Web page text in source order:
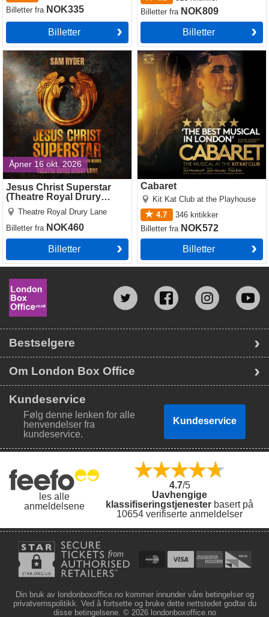
Billetterfra NOK335
Billetter
Billetterfra NOK809
Billetter
Åpner 16 okt. 2026
Jesus Christ Superstar
(Theatre Royal Drury
Lane)
Theatre Royal Drury Lane
Billetterfra NOK460
Billetter
Jesus Christ Superstar
(Theatre Royal Drury Lane)
Cabaret
Kit Kat Club at the Playhouse
4.7
346 kritikker
Billetterfra NOK572
Billetter
Cabaret
Bestselgere
Om London Box Office
Kundeservice
Følg denne lenken for alle
henvendelser fra
kundeservice.
Kundeservice
les alle
anmeldelsene
4.7/5
Uavhengige
klassifiseringstjenester basert på
10654 verifiserte anmeldelser
Din bruk av londonboxoffice.no kommer innunder våre betingelser og
privatvernspolitikk. Ved å fortsette og bruke dette nettstedet godtar du
disse betingelsene. © 2026 londonboxoffice.no